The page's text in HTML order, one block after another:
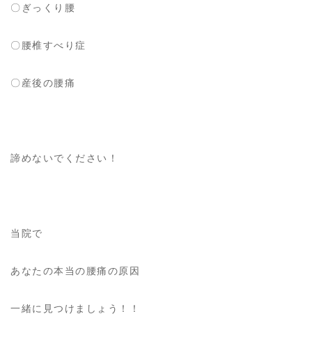
〇ぎっくり腰
〇腰椎すべり症
〇産後の腰痛
諦めないでください！
当院で
あなたの本当の腰痛の原因
一緒に見つけましょう！！